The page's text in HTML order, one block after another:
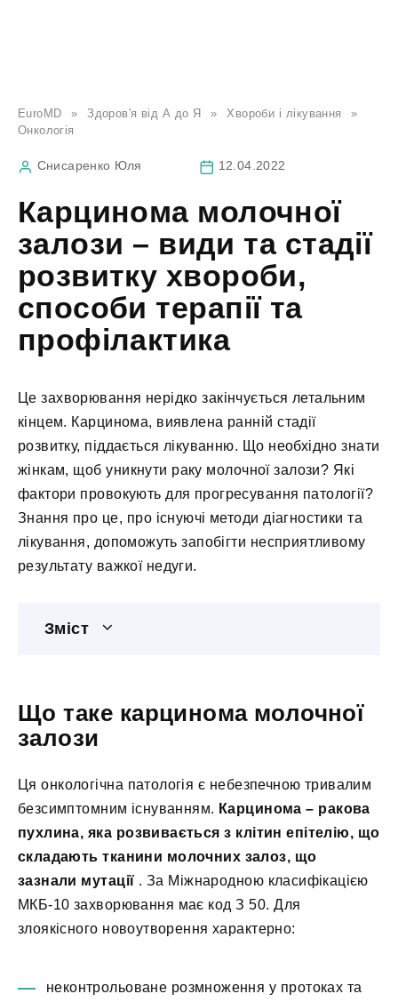
EuroMD » Здоров'я від А до Я » Хвороби і лікування
»
Онкологія
Снисаренко Юля 12.04.2022
Карцинома молочної
залози – види та стадії
розвитку хвороби,
способи терапії та
профілактика
Це захворювання нерідко закінчується летальним
кінцем. Карцинома, виявлена ранній стадії
розвитку, піддається лікуванню. Що необхідно знати
жінкам, щоб уникнути раку молочної залози? Які
фактори провокують для прогресування патології?
Знання про це, про існуючі методи діагностики та
лікування, допоможуть запобігти несприятливому
результату важкої недуги.
Зміст
Що таке карцинома молочної
залози
Ця онкологічна патологія є небезпечною тривалим
безсимптомним існуванням. Карцинома – ракова
пухлина, яка розвивається з клітин епітелію, що
складають тканини молочних залоз, що
зазнали мутації . За Міжнародною класифікацією
МКБ-10 захворювання має код З 50. Для
злоякісного новоутворення характерно:
неконтрольоване розмноження у протоках та